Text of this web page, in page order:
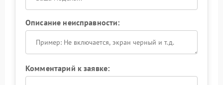
Описание неисправности:
Комментарий к заявке: